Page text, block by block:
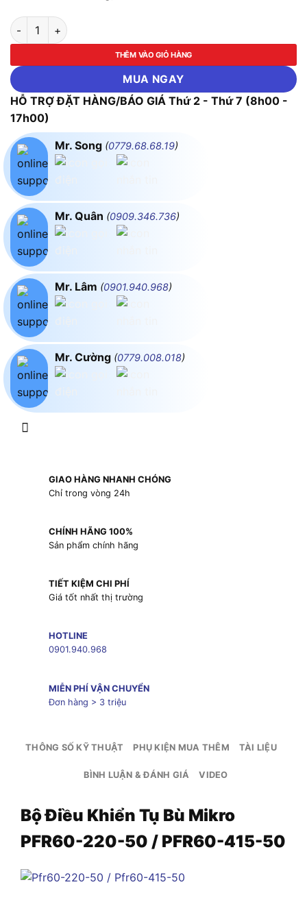
Bộ Điều Khiển Tụ Bù Mikro PFR60-220-50 / PFR60-415-50
THÊM VÀO GIỎ HÀNG
MUA NGAY
HỖ TRỢ ĐẶT HÀNG/BÁO GIÁ Thứ 2 - Thứ 7 (8h00 -
17h00)
Mr. Song (0779.68.68.19)
Mr. Quân (0909.346.736)
Mr. Lâm (0901.940.968)
Mr. Cường (0779.008.018)
GIAO HÀNG NHANH CHÓNG
Chỉ trong vòng 24h
CHÍNH HÃNG 100%
Sản phẩm chính hãng
TIẾT KIỆM CHI PHÍ
Giá tốt nhất thị trường
HOTLINE
0901.940.968
MIỄN PHÍ VẬN CHUYỂN
Đơn hàng > 3 triệu
THÔNG SỐ KỸ THUẬT PHỤ KIỆN MUA THÊM TÀI LIỆU
BÌNH LUẬN & ĐÁNH GIÁ VIDEO
Bộ Điều Khiển Tụ Bù Mikro
PFR60-220-50 / PFR60-415-50